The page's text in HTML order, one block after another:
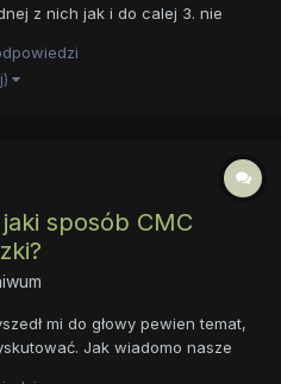
z nich jak i do calej 3. nie
sposób CMC
mi do głowy pewien temat,
Jak wiadomo nasze